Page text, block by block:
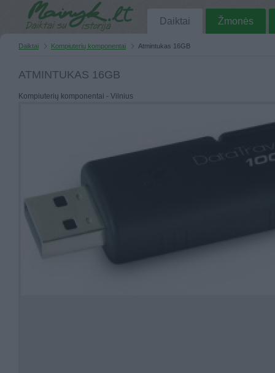
Daiktai Žmonės
Daiktai Kompiuterių komponentai Atmintukas 16GB
ATMINTUKAS 16GB
Kompiuterių komponentai - Vilnius